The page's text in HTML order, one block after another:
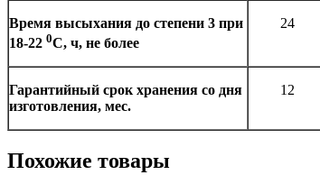
Время высыхания до степени 3 при
18-22 0С, ч, не более
24
Гарантийный срок хранения со дня
изготовления, мес.
12
Похожие товары